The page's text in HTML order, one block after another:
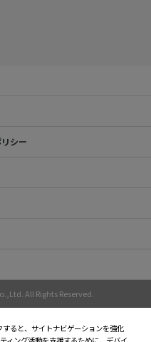
シー
All Rights Reserved.
すると、サイトナビゲーションを強化